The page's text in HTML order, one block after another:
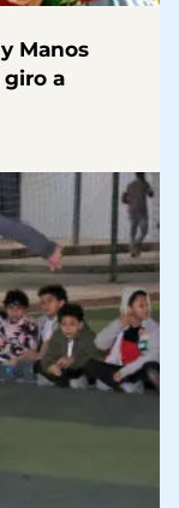
Manos
a